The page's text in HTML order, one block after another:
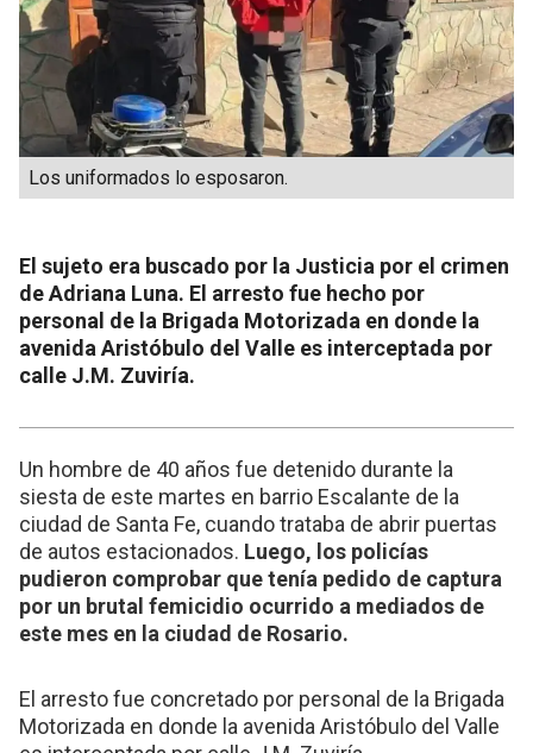
Los uniformados lo esposaron.
El sujeto era buscado por la Justicia por el crimen
de Adriana Luna. El arresto fue hecho por
personal de la Brigada Motorizada en donde la
avenida Aristóbulo del Valle es interceptada por
calle J.M. Zuviría.
Un hombre de 40 años fue detenido durante la
siesta de este martes en barrio Escalante de la
ciudad de Santa Fe, cuando trataba de abrir puertas
de autos estacionados. Luego, los policías
pudieron comprobar que tenía pedido de captura
por un brutal femicidio ocurrido a mediados de
este mes en la ciudad de Rosario.
El arresto fue concretado por personal de la Brigada
Motorizada en donde la avenida Aristóbulo del Valle